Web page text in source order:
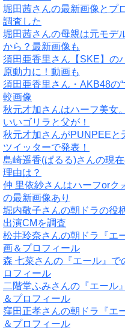
堀田茜さんの最新画像とプ
調査した
堀田茜さんの母親は元モデ
から？最新画像も
須田亜香里さん【SKE】の
原動力に！動画も
須田亜香里さん・AKB48の“
較画像
秋元才加さんはハーフ美女
いいゴリラと父が！
秋元才加さんがPUNPEEと
ツイッターで発表！
島崎遥香(ぱるる)さんの現
理由は？
仲 里依紗さんはハーフorク
の最新画像あり
堀内敬子さんの朝ドラの役
出演CMを調査
松井玲奈さんの朝ドラ『エ
画＆プロフィール
森 七菜さんの『エール』
ロフィール
二階堂ふみさんの『エール
＆プロフィール
窪田正孝さんの朝ドラ『エ
＆プロフィール